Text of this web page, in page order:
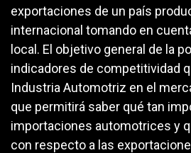
exportaciones de un país
internacional tomando en
local. El objetivo general de la
indicadores de competitividad
Industria Automotriz en el
que permitirá saber qué tan
importaciones automotrices y
con respecto a las